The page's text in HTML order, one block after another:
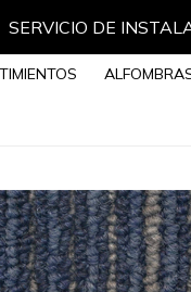
SERVICIO DE